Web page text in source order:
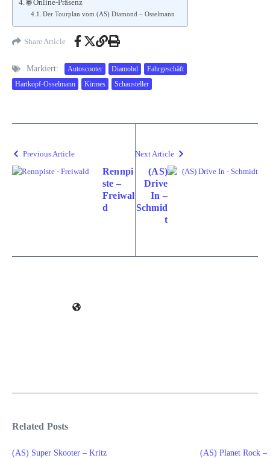
🌐 Online-Präsenz
Der Tourplan vom (AS) Diamond – Osselmann
Share Article
Markiert: Autoscooter Diamobd
Fahrgeschäft
Hartkopf-Osselmann
Kirmes Schausteller
Previous Article
Rennpi
ste –
Freiwal
d
Next Article
(AS)
Drive
In –
Schmid
t
Related Posts
(AS) Super Skooter – Kritz (AS) Planet Rock –